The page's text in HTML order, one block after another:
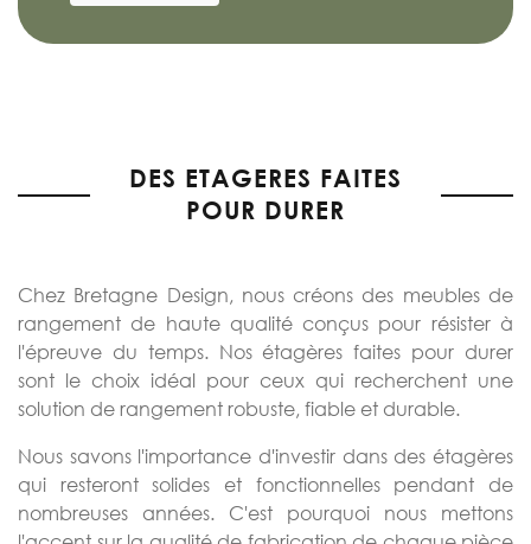
DES ETAGERES FAITES
POUR DURER
Chez Bretagne Design, nous créons des meubles de
rangement de haute qualité conçus pour résister à
l'épreuve du temps. Nos étagères faites pour durer
sont le choix idéal pour ceux qui recherchent une
solution de rangement robuste, fiable et durable.
Nous savons l'importance d'investir dans des étagères
qui resteront solides et fonctionnelles pendant de
nombreuses années. C'est pourquoi nous mettons